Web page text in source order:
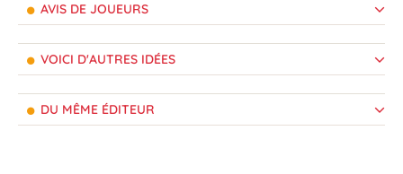
AVIS DE JOUEURS
VOICI D'AUTRES IDÉES
DU MÊME ÉDITEUR